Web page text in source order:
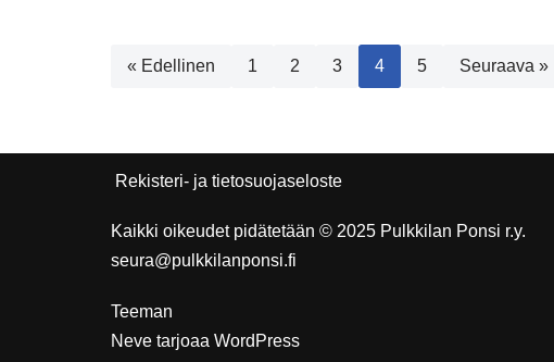
« Edellinen 1 2 3 4 5 Seuraava »
Rekisteri- ja tietosuojaseloste
Kaikki oikeudet pidätetään © 2025 Pulkkilan Ponsi r.y.
seura@pulkkilanponsi.fi
Teeman
Neve tarjoaa WordPress